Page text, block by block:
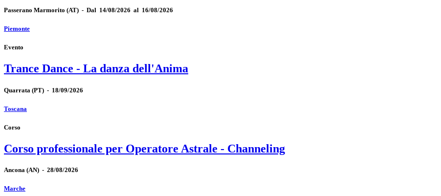
Passerano Marmorito (AT) - Dal 14/08/2026 al 16/08/2026
Piemonte
Evento
Trance Dance - La danza dell'Anima
Quarrata (PT) - 18/09/2026
Toscana
Corso
Corso professionale per Operatore Astrale - Channeling
Ancona (AN) - 28/08/2026
Marche